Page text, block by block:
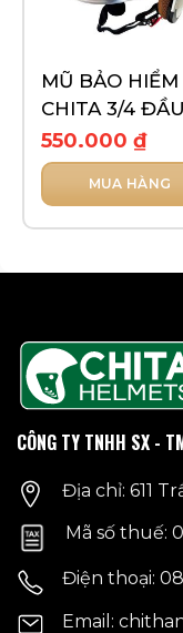
MŨ BẢO HIỂM
CHITA 3/4 ĐẦU
KÍNH ÂM –
550.000 ₫
MUA HÀNG
thể.
Các
tùy
có
được
trên
sản
phẩm
CÔNG TY TNHH SX -
Địa chỉ: 611
Mã số thuế:
Điện thoại:
Email: